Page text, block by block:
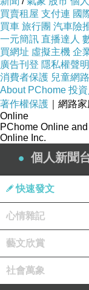
GOOCHOICE
螢幕保護貼(亮
GOOCHOICE
螢幕保護貼(亮
買賣租屋 支付連 國
買車 旅行團 汽車險
一元簡訊 直播達人
買網址 虛擬主機 企
廣告刊登 隱私權聲明
消費者保護 兒童網
About PChome 投
著作權保護 ｜網路
Online
PChome Online
Online Inc.
個人新聞
快速發文
心情雜記
藝文欣賞
社會萬象